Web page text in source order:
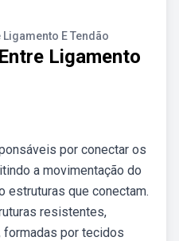
E Tendão
Ligamento
por conectar os
a movimentação do
estruturas que conectam.
resistentes,
formadas por tecidos